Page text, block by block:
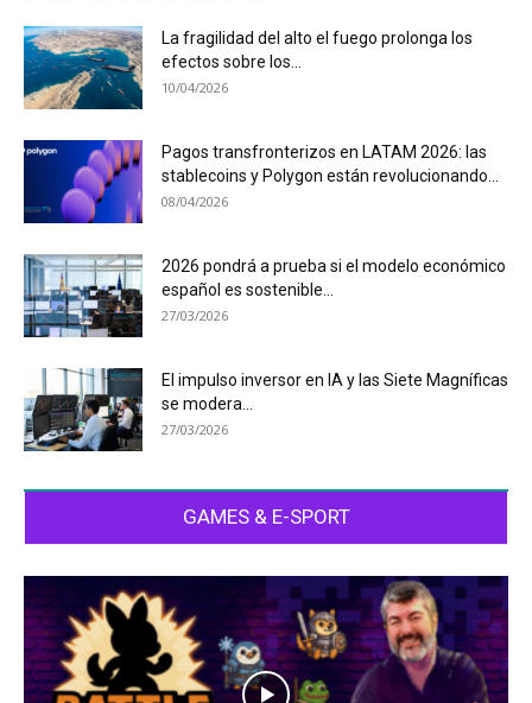
La fragilidad del alto el fuego prolonga los
efectos sobre los...
10/04/2026
Pagos transfronterizos en LATAM 2026: las
stablecoins y Polygon están revolucionando...
08/04/2026
2026 pondrá a prueba si el modelo económico
español es sostenible...
27/03/2026
El impulso inversor en IA y las Siete Magníficas
se modera...
27/03/2026
GAMES & E-SPORT